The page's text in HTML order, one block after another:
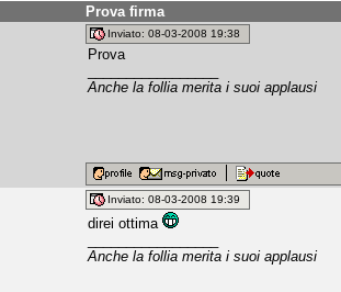
Prova firma
Inviato: 08-03-2008 19:38
Prova
Anche la follia merita i suoi applausi
Inviato: 08-03-2008 19:39
direi ottima
Anche la follia merita i suoi applausi